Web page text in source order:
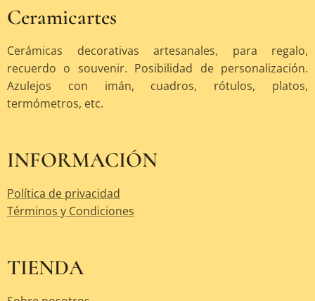
Ceramicartes
Cerámicas decorativas artesanales, para regalo,
recuerdo o souvenir. Posibilidad de personalización.
Azulejos con imán, cuadros, rótulos, platos,
termómetros, etc.
INFORMACIÓN
Política de privacidad
Términos y Condiciones
TIENDA